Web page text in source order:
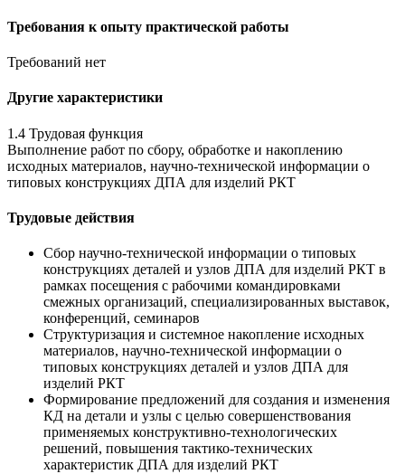
Требования к опыту практической работы
Требований нет
Другие характеристики
1.4 Трудовая функция
Выполнение работ по сбору, обработке и накоплению
исходных материалов, научно-технической информации о
типовых конструкциях ДПА для изделий РКТ
Трудовые действия
Сбор научно-технической информации о типовых
конструкциях деталей и узлов ДПА для изделий РКТ в
рамках посещения с рабочими командировками
смежных организаций, специализированных выставок,
конференций, семинаров
Структуризация и системное накопление исходных
материалов, научно-технической информации о
типовых конструкциях деталей и узлов ДПА для
изделий РКТ
Формирование предложений для создания и изменения
КД на детали и узлы с целью совершенствования
применяемых конструктивно-технологических
решений, повышения тактико-технических
характеристик ДПА для изделий РКТ